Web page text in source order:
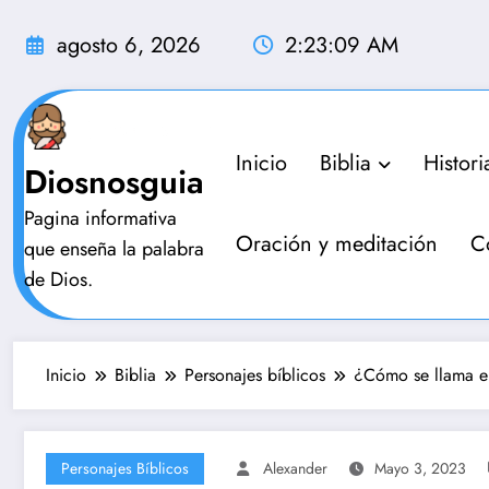
agosto 6, 2026 2:23:10 AM
Diosnosguia
Pagina informativa
que enseña la palabra
de Dios.
Inicio Biblia
Oración y meditación
Inicio Biblia Personajes bíblicos ¿Cómo se llama
Personajes Bíblicos Alexander Mayo 3, 2023